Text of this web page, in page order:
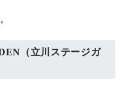
（立川ステージガ